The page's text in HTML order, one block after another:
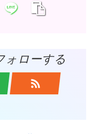
ォローする